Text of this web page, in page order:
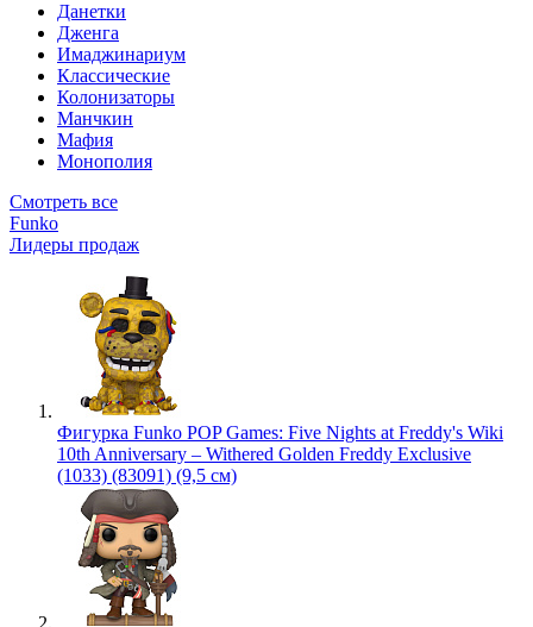
Данетки
Дженга
Имаджинариум
Классические
Колонизаторы
Манчкин
Мафия
Монополия
Смотреть все
Funko
Лидеры продаж
Фигурка Funko POP Games: Five Nights at Freddy's Wiki
10th Anniversary – Withered Golden Freddy Exclusive
(1033) (83091) (9,5 см)